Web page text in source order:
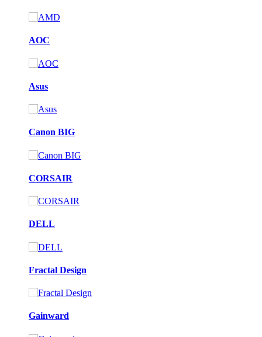
AOC
Asus
Canon BIG
CORSAIR
DELL
Fractal Design
Gainward